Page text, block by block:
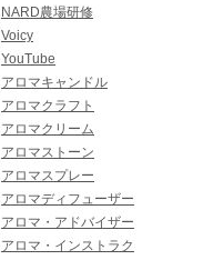
NARD農場研修
Voicy
YouTube
アロマキャンドル
アロマクラフト
アロマクリーム
アロマストーン
アロマスプレー
アロマディフューザー
アロマ・アドバイザー
アロマ・インストラク